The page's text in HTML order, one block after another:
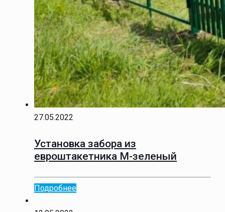
27.05.2022
Установка забора из
евроштакетника М-зеленый
Подробнее